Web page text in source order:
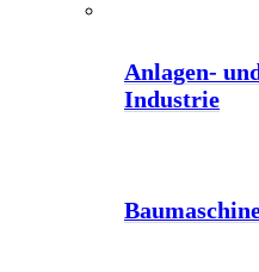
Anlagen-
Industrie